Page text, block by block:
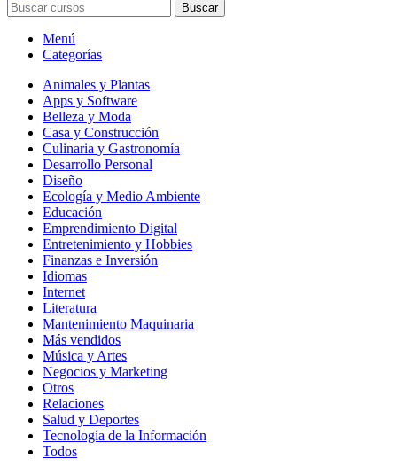
Buscar
Menú
Categorías
Animales y Plantas
Apps y Software
Belleza y Moda
Casa y Construcción
Culinaria y Gastronomía
Desarrollo Personal
Diseño
Ecología y Medio Ambiente
Educación
Emprendimiento Digital
Entretenimiento y Hobbies
Finanzas e Inversión
Idiomas
Internet
Literatura
Mantenimiento Maquinaria
Más vendidos
Música y Artes
Negocios y Marketing
Otros
Relaciones
Salud y Deportes
Tecnología de la Información
Todos